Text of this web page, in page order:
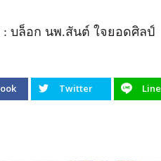
: บล็อก นพ.สันต์ ใจยอดศิลป์
Twitter Line